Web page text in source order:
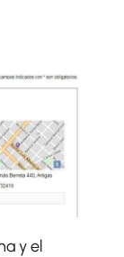
y el